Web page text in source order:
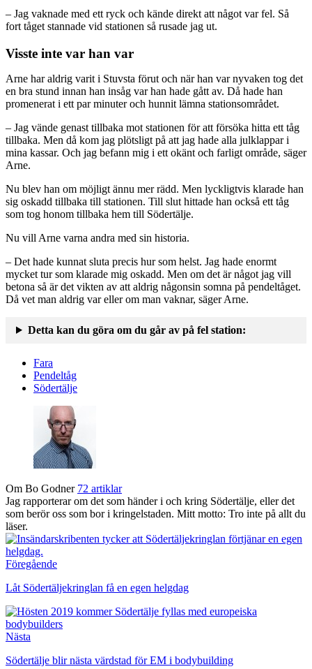
– Jag vaknade med ett ryck och kände direkt att något var fel. Så
fort tåget stannade vid stationen så rusade jag ut.
Visste inte var han var
Arne har aldrig varit i Stuvsta förut och när han var nyvaken tog det
en bra stund innan han insåg var han hade gått av. Då hade han
promenerat i ett par minuter och hunnit lämna stationsområdet.
– Jag vände genast tillbaka mot stationen för att försöka hitta ett tåg
tillbaka. Men då kom jag plötsligt på att jag hade alla julklappar i
mina kassar. Och jag befann mig i ett okänt och farligt område, säger
Arne.
Nu blev han om möjligt ännu mer rädd. Men lyckligtvis klarade han
sig oskadd tillbaka till stationen. Till slut hittade han också ett tåg
som tog honom tillbaka hem till Södertälje.
Nu vill Arne varna andra med sin historia.
– Det hade kunnat sluta precis hur som helst. Jag hade enormt
mycket tur som klarade mig oskadd. Men om det är något jag vill
betona så är det vikten av att aldrig någonsin somna på pendeltåget.
Då vet man aldrig var eller om man vaknar, säger Arne.
Detta kan du göra om du går av på fel station:
Fara
Pendeltåg
Södertälje
Om Bo Godner 72 artiklar
Jag rapporterar om det som händer i och kring Södertälje, eller det
som berör oss som bor i kringelstaden. Mitt motto: Tro inte på allt du
läser.
Föregående
Låt Södertäljekringlan få en egen helgdag
Nästa
Södertälje blir nästa värdstad för EM i bodybuilding